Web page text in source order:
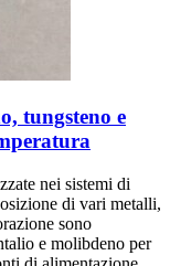
tungsteno e
nei sistemi di
di vari metalli,
sono
e molibdeno per